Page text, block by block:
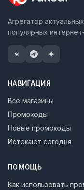
Агрегатор
популярных
НАВИГАЦИЯ
Все магазины
Промокоды
Новые промокоды
Истекают сегодня
ПОМОЩЬ
Как использовать